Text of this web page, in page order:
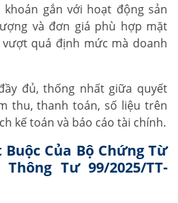
gắn với hoạt động sản
và đơn giá phù hợp mặt
quá định mức mà doanh
đủ, thống nhất giữa quyết
thu, thanh toán, số liệu trên
kế toán và báo cáo tài chính.
Của Bộ Chứng Từ
Tư 99/2025/TT-